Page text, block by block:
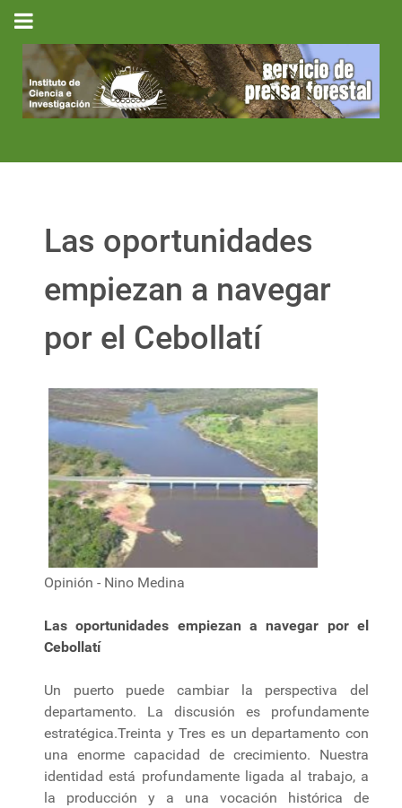
Las oportunidades
empiezan a navegar
por el Cebollatí
Opinión - Nino Medina
Las oportunidades empiezan a navegar por el
Cebollatí
Un puerto puede cambiar la perspectiva del
departamento. La discusión es profundamente
estratégica.Treinta y Tres es un departamento con
una enorme capacidad de crecimiento. Nuestra
identidad está profundamente ligada al trabajo, a
la producción y a una vocación histórica de